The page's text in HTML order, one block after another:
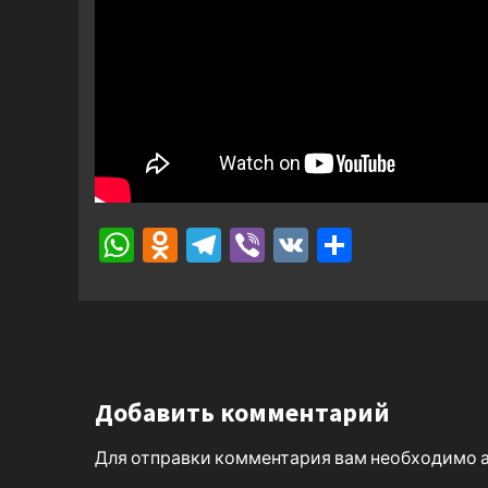
WhatsApp
Odnoklassniki
Telegram
Viber
VK
Добавить комментарий
Для отправки комментария вам необходимо